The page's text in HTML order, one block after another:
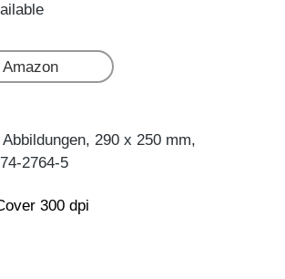
290 x 250 mm,
2764-5
300 dpi